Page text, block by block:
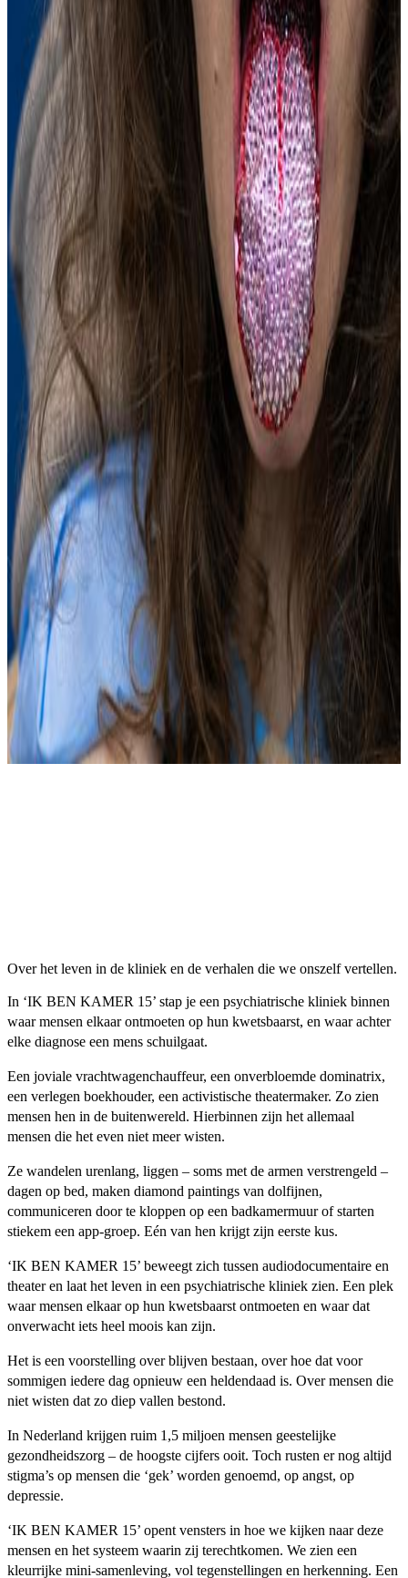
Over het leven in de kliniek en de verhalen die we onszelf vertellen.
In ‘IK BEN KAMER 15’ stap je een psychiatrische kliniek binnen
waar mensen elkaar ontmoeten op hun kwetsbaarst, en waar achter
elke diagnose een mens schuilgaat.
Een joviale vrachtwagenchauffeur, een onverbloemde dominatrix,
een verlegen boekhouder, een activistische theatermaker. Zo zien
mensen hen in de buitenwereld. Hierbinnen zijn het allemaal
mensen die het even niet meer wisten.
Ze wandelen urenlang, liggen – soms met de armen verstrengeld –
dagen op bed, maken diamond paintings van dolfijnen,
communiceren door te kloppen op een badkamermuur of starten
stiekem een app-groep. Eén van hen krijgt zijn eerste kus.
‘IK BEN KAMER 15’ beweegt zich tussen audiodocumentaire en
theater en laat het leven in een psychiatrische kliniek zien. Een plek
waar mensen elkaar op hun kwetsbaarst ontmoeten en waar dat
onverwacht iets heel moois kan zijn.
Het is een voorstelling over blijven bestaan, over hoe dat voor
sommigen iedere dag opnieuw een heldendaad is. Over mensen die
niet wisten dat zo diep vallen bestond.
In Nederland krijgen ruim 1,5 miljoen mensen geestelijke
gezondheidszorg – de hoogste cijfers ooit. Toch rusten er nog altijd
stigma’s op mensen die ‘gek’ worden genoemd, op angst, op
depressie.
‘IK BEN KAMER 15’ opent vensters in hoe we kijken naar deze
mensen en het systeem waarin zij terechtkomen. We zien een
kleurrijke mini-samenleving, vol tegenstellingen en herkenning. Een